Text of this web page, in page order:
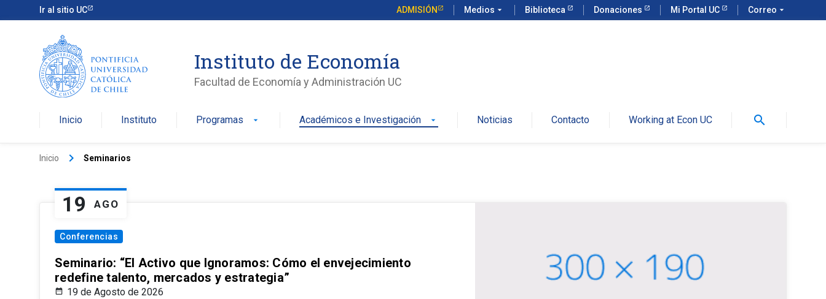
Ir al sitio UC ADMISIÓN Medios arrow_drop_down Biblioteca Donaciones Mi Portal UC Correo arrow_drop_down
Instituto de Economía
Facultad de Economía y Administración UC
Inicio Instituto Programas arrow_drop_down Académicos e Investigación arrow_drop_down Noticias Contacto Working at Econ UC search
Inicio keyboard_arrow_right Seminarios
19 AGO
Conferencias
Seminario: “El Activo que Ignoramos: Cómo el envejecimiento
redefine talento, mercados y estrategia”
19 de Agosto de 2026